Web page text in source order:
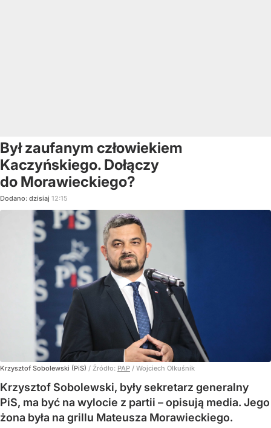
Był zaufanym człowiekiem
Kaczyńskiego. Dołączy
do Morawieckiego?
Dodano: dzisiaj 12:15
Krzysztof Sobolewski (PiS) / Źródło: PAP / Wojciech Olkuśnik
Krzysztof Sobolewski, były sekretarz generalny
PiS, ma być na wylocie z partii – opisują media. Jego
żona była na grillu Mateusza Morawieckiego.